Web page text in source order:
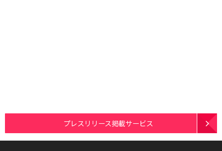
プレスリリース掲載サービス